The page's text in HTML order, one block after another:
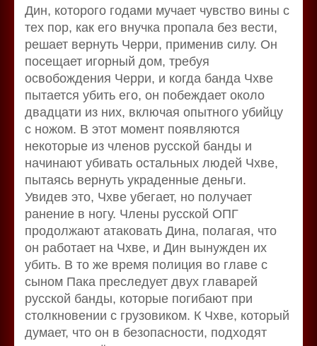
Дин, которого годами мучает чувство вины с
тех пор, как его внучка пропала без вести,
решает вернуть Черри, применив силу. Он
посещает игорный дом, требуя
освобождения Черри, и когда банда Чхве
пытается убить его, он побеждает около
двадцати из них, включая опытного убийцу
с ножом. В этот момент появляются
некоторые из членов русской банды и
начинают убивать остальных людей Чхве,
пытаясь вернуть украденные деньги.
Увидев это, Чхве убегает, но получает
ранение в ногу. Члены русской ОПГ
продолжают атаковать Дина, полагая, что
он работает на Чхве, и Дин вынужден их
убить. В то же время полиция во главе с
сыном Пака преследует двух главарей
русской банды, которые погибают при
столкновении с грузовиком. К Чхве, который
думает, что он в безопасности, подходят